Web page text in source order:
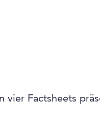
Factsheets